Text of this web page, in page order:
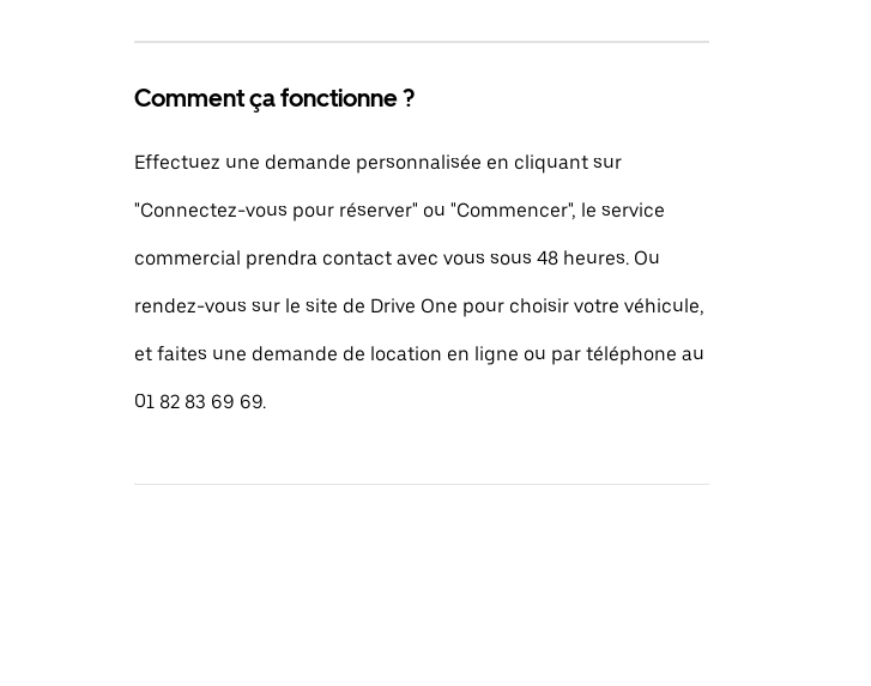
Comment ça fonctionne ?
Effectuez une demande personnalisée en cliquant sur
"Connectez-vous pour réserver" ou "Commencer", le service
commercial prendra contact avec vous sous 48 heures. Ou
rendez-vous sur le site de Drive One pour choisir votre véhicule,
et faites une demande de location en ligne ou par téléphone au
01 82 83 69 69.